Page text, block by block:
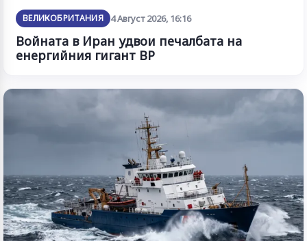
ВЕЛИКОБРИТАНИЯ 4 Август 2026, 16:16
Войната в Иран удвои печалбата на
енергийния гигант BP